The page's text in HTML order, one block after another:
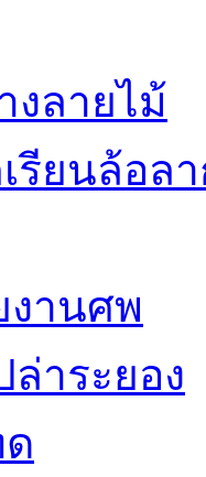
งลายไม้
รียนล้อล
งานศพ
าระยอง